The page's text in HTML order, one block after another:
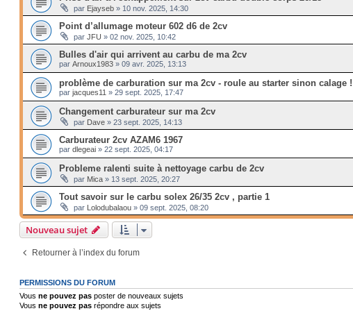
par Ejayseb» 10 nov. 2025, 14:30
Point d’allumage moteur 602 d6 de 2cv
par JFU » 02 nov. 2025, 10:42
Bulles d'air qui arrivent au carbu de ma 2cv
par Arnoux1983» 09 avr. 2025, 13:13
problème de carburation sur ma 2cv - roule au starter sinon calage !
par jacques11 » 29 sept. 2025, 17:47
Changement carburateur sur ma 2cv
par Dave» 23 sept. 2025, 14:13
Carburateur 2cv AZAM6 1967
par dlegeai» 22 sept. 2025, 04:17
Probleme ralenti suite à nettoyage carbu de 2cv
par Mica» 13 sept. 2025, 20:27
Tout savoir sur le carbu solex 26/35 2cv , partie 1
par Lolodubalaou» 09 sept. 2025, 08:20
Nouveau sujet
Retourner à l’index du forum
PERMISSIONS DU FORUM
Vous ne pouvez pasposter de nouveaux sujets
Vous ne pouvez pasrépondre aux sujets